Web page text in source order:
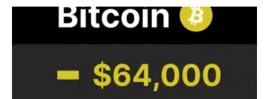
Bitcoin stagne à 64 000 dollars pendant que les